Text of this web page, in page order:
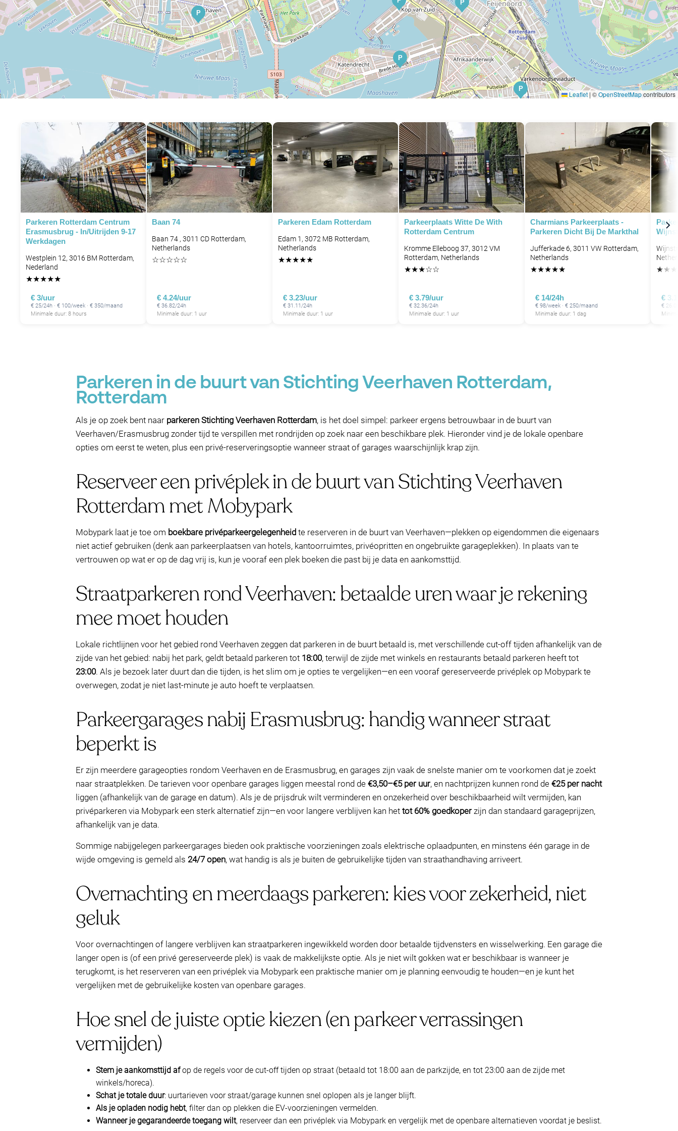
P
P
P
P
P
Leaflet | ©OpenStreetMapcontributors
Parkeren Rotterdam Centrum
Erasmusbrug - In/uitrijden 9-17
Werkdagen
Westplein 12, 3016 BM Rotterdam,
Nederland
★★★★★
€ 3/uur
€ 25/24h · € 100/week · € 350/maand
Minimale duur: 8 hours
Baan 74
Baan 74 , 3011 CD Rotterdam,
Netherlands
☆☆☆☆☆
€ 4.24/uur
€ 36.82/24h
Minimale duur: 1 uur
Parkeren Edam Rotterdam
Edam 1, 3072 MB Rotterdam,
Netherlands
★★★★★
€ 3.23/uur
€ 31.11/24h
Minimale duur: 1 uur
Parkeerplaats Witte De With
Rotterdam Centrum
Kromme Elleboog 37, 3012 VM
Rotterdam, Netherlands
★★★☆☆
€ 3.79/uur
€ 32.36/24h
Minimale duur: 1 uur
Charmians Parkeerplaats -
Parkeren Dicht Bij De Markthal
Jufferkade 6, 3011 VW Rotterdam,
Netherlands
★★★★★
€ 14/24h
€ 98/week · € 250/maand
Minimale duur: 1 dag
★★ ★
€
€
Parkeren in de buurt van Stichting Veerhaven Rotterdam,
Rotterdam
Als je op zoek bent naar parkeren Stichting Veerhaven Rotterdam, is het doel simpel: parkeer ergens betrouwbaar in de buurt van
Veerhaven/Erasmusbrug zonder tijd te verspillen met rondrijden op zoek naar een beschikbare plek. Hieronder vind je de lokale openbare
opties om eerst te weten, plus een privé-reserveringsoptie wanneer straat of garages waarschijnlijk krap zijn.
Reserveer een privéplek in de buurt van Stichting Veerhaven
Rotterdam met Mobypark
Mobypark laat je toe om boekbare privéparkeergelegenheid te reserveren in de buurt van Veerhaven—plekken op eigendommen die eigenaars
niet actief gebruiken (denk aan parkeerplaatsen van hotels, kantoorruimtes, privéopritten en ongebruikte garageplekken). In plaats van te
vertrouwen op wat er op de dag vrij is, kun je vooraf een plek boeken die past bij je data en aankomsttijd.
Straatparkeren rond Veerhaven: betaalde uren waar je rekening
mee moet houden
Lokale richtlijnen voor het gebied rond Veerhaven zeggen dat parkeren in de buurt betaald is, met verschillende cut-off tijden afhankelijk van de
zijde van het gebied: nabij het park, geldt betaald parkeren tot 18:00, terwijl de zijde met winkels en restaurants betaald parkeren heeft tot
23:00. Als je bezoek later duurt dan die tijden, is het slim om je opties te vergelijken—en een vooraf gereserveerde privéplek op Mobypark te
overwegen, zodat je niet last-minute je auto hoeft te verplaatsen.
Parkeergarages nabij Erasmusbrug: handig wanneer straat
beperkt is
Er zijn meerdere garageopties rondom Veerhaven en de Erasmusbrug, en garages zijn vaak de snelste manier om te voorkomen dat je zoekt
naar straatplekken. De tarieven voor openbare garages liggen meestal rond de €3,50–€5 per uur, en nachtprijzen kunnen rond de €25 per nacht
liggen (afhankelijk van de garage en datum). Als je de prijsdruk wilt verminderen en onzekerheid over beschikbaarheid wilt vermijden, kan
privéparkeren via Mobypark een sterk alternatief zijn—en voor langere verblijven kan het tot 60% goedkoperzijn dan standaard garageprijzen,
afhankelijk van je data.
Sommige nabijgelegen parkeergarages bieden ook praktische voorzieningen zoals elektrische oplaadpunten, en minstens één garage in de
wijde omgeving is gemeld als 24/7 open, wat handig is als je buiten de gebruikelijke tijden van straathandhaving arriveert.
Overnachting en meerdaags parkeren: kies voor zekerheid, niet
geluk
Voor overnachtingen of langere verblijven kan straatparkeren ingewikkeld worden door betaalde tijdvensters en wisselwerking. Een garage die
langer open is (of een privé gereserveerde plek) is vaak de makkelijkste optie. Als je niet wilt gokken wat er beschikbaar is wanneer je
terugkomt, is het reserveren van een privéplek via Mobypark een praktische manier om je planning eenvoudig te houden—en je kunt het
vergelijken met de gebruikelijke kosten van openbare garages.
Hoe snel de juiste optie kiezen (en parkeer verrassingen
vermijden)
Stem je aankomsttijd afop de regels voor de cut-off tijden op straat (betaald tot 18:00 aan de parkzijde, en tot 23:00 aan de zijde met
winkels/horeca).
Schat je totale duur: uurtarieven voor straat/garage kunnen snel oplopen als je langer blijft.
Als je opladen nodig hebt, filter dan op plekken die EV-voorzieningen vermelden.
Wanneer je gegarandeerde toegang wilt, reserveer dan een privéplek via Mobypark en vergelijk met de openbare alternatieven voordat je beslist.